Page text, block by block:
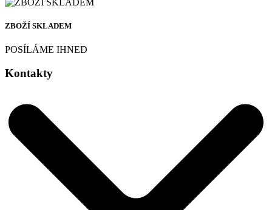
ZBOŽÍ SKLADEM
POSÍLÁME IHNED
Kontakty